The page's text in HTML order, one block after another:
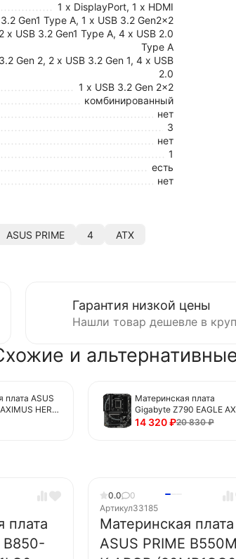
1 x DisplayPort, 1 x HDMI
Gen1 Type A, 1 x USB 3.2 Gen2x2
x USB 3.2 Gen1 Type A, 4 x USB 2.0
Type A
Gen 2, 2 x USB 3.2 Gen 1, 4 x USB
2.0
1 x USB 3.2 Gen 2x2
комбинированный
нет
3
нет
1
есть
нет
ASUS PRIME 4 ATX
Гарантия низкой цены
Нашли товар дешевле в
и
плата ASUS
HERO
Материнская плата
Gigabyte Z790 EAGLE AX
20 830₽
14 320₽
плата
B850-
0.0
0
Артикул33185
Материнская плата
ASUS PRIME